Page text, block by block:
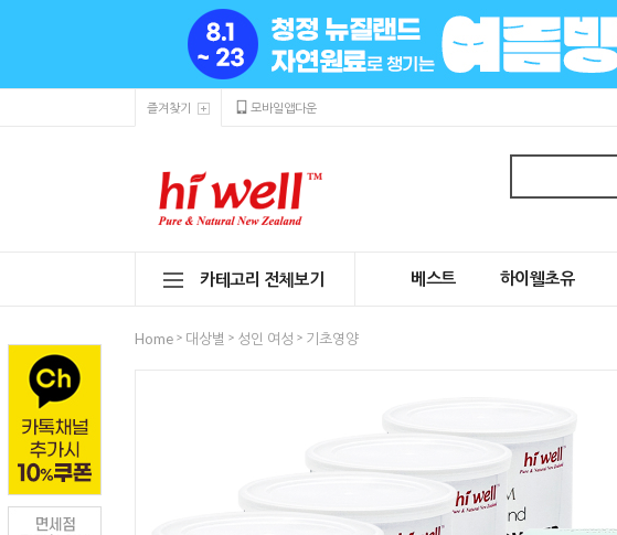
즐겨찾기 모바일앱다운
카테고리 전체보기 베스트 하이웰초유
Home > 대상별 > 성인 여성 > 기초영양